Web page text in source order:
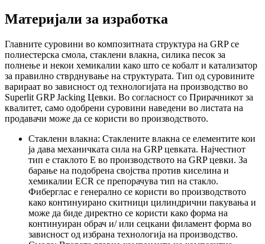
Материјали за изработка
Главните суровини во композитната структура на GRP се
полиестерска смола, стаклени влакна, силика песок за
полнење и некои хемикалии како што се кобалт и катализатор
за правилно стврднување на структурата. Тип од суровините
варираат во зависност од технологијата на производство во
Superlit GRP Jacking Цевки. Во согласност со Прирачникот за
квалитет, само одобрени суровини наведени во листата на
продавачи може да се користи во производството.
Стаклени влакна: Стаклените влакна се елементите кои
ја дава механичката сила на GRP цевката. Најчестиот
тип е стаклото Е во производството на GRP цевки. За
барање на подобрена својства против киселина и
хемикалии ECR се препорачува тип на стакло.
Фиберглас е генерално се користи во производството
како континуирано скитници цилиндрични пакувања и
може да биде директно се користи како форма на
континуиран обрач и/ или сецкани филамент форма во
зависност од избрана технологија на производство.